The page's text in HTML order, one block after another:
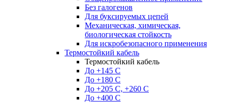
Без галогенов
Для буксируемых цепей
Механическая, химическая,
биологическая стойкость
Для искробезопасного применения
Термостойкий кабель
Термостойкий кабель
До +145 С
До +180 C
До +205 С, +260 С
До +400 C